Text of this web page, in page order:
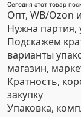
Сегодня этот товар
Опт, WB/Ozon
Нужна партия,
Подскажем
варианты
магазин,
Кратность,
закупку
Упаковка,